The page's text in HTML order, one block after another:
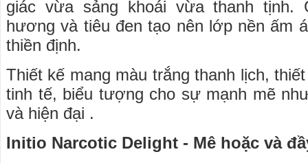
giác vừa sảng khoái vừa thanh tịnh.
hương và tiêu đen tạo nên lớp nền ấm
thiền định.
Thiết kế mang màu trắng thanh lịch,
tinh tế, biểu tượng cho sự mạnh mẽ
và hiện đại .
Initio Narcotic Delight - Mê hoặc và